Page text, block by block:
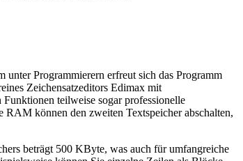
Programmierern erfreut sich das Programm
Zeichensatzeditors Edimax mit
teilweise sogar professionelle
können den zweiten Textspeicher abschalten,
beträgt 500 KByte, was auch für umfangreiche